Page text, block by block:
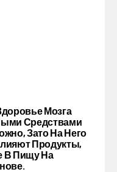
Мозга
Средствами
Зато На Него
Продукты,
В Пищу На